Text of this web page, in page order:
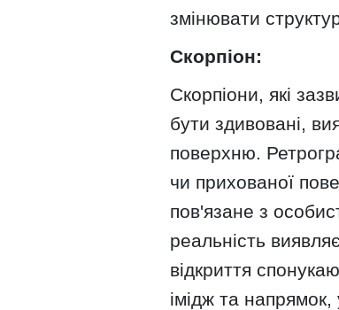
змінювати
Скорпіон:
Скорпіони, які
бути здивовані,
поверхню.
чи прихованої
пов'язане з
реальність
відкриття
імідж та